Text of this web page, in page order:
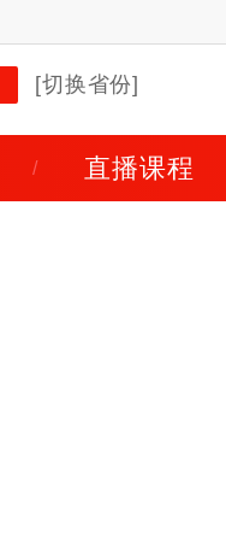
[切换省份]
直播课程